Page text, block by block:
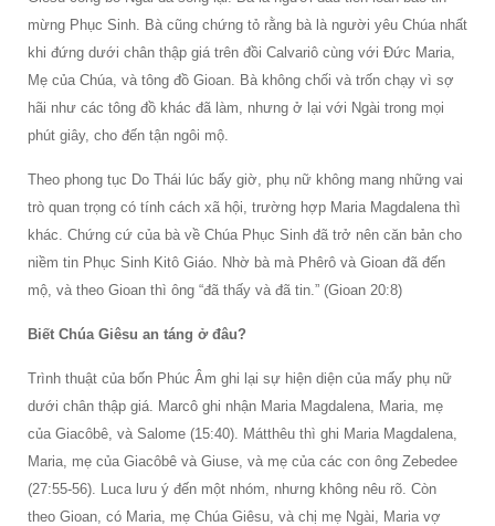
mừng Phục Sinh. Bà cũng chứng tỏ rằng bà là người yêu Chúa nhất
khi đứng dưới chân thập giá trên đồi Calvariô cùng với Đức Maria,
Mẹ của Chúa, và tông đồ Gioan. Bà không chối và trốn chạy vì sợ
hãi như các tông đồ khác đã làm, nhưng ở lại với Ngài trong mọi
phút giây, cho đến tận ngôi mộ.
Theo phong tục Do Thái lúc bấy giờ, phụ nữ không mang những vai
trò quan trọng có tính cách xã hội, trường hợp Maria Magdalena thì
khác. Chứng cứ của bà về Chúa Phục Sinh đã trở nên căn bản cho
niềm tin Phục Sinh Kitô Giáo. Nhờ bà mà Phêrô và Gioan đã đến
mộ, và theo Gioan thì ông “đã thấy và đã tin.” (Gioan 20:8)
Biết Chúa Giêsu an táng ở đâu?
Trình thuật của bốn Phúc Âm ghi lại sự hiện diện của mấy phụ nữ
dưới chân thập giá. Marcô ghi nhận Maria Magdalena, Maria, mẹ
của Giacôbê, và Salome (15:40). Mátthêu thì ghi Maria Magdalena,
Maria, mẹ của Giacôbê và Giuse, và mẹ của các con ông Zebedee
(27:55-56). Luca lưu ý đến một nhóm, nhưng không nêu rõ. Còn
theo Gioan, có Maria, mẹ Chúa Giêsu, và chị mẹ Ngài, Maria vợ